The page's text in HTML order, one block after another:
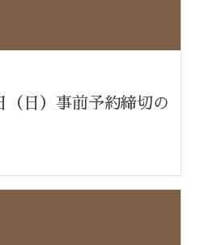
（日）事前予約締切の